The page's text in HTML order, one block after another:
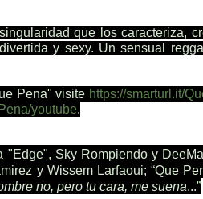
que los caracteriza,
y sexy. Un sensual
Pena" visite https://smarturl.it/
youtube.
"Edge", Sky Rompiendo y
y Wissem Larfaoui; “Que
no, pero tu cara, me suena...”